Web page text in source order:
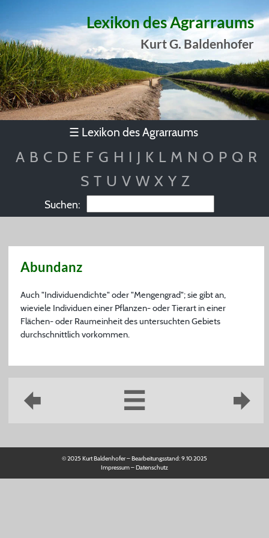
Lexikon des Agrarraums
Kurt G. Baldenhofer
☰ Lexikon des Agrarraums
A B C D E F G H I J K L M N O P Q R
S T U V W X Y Z
Suchen:
Abundanz
Auch "Individuendichte" oder "Mengengrad"; sie gibt an,
wieviele Individuen einer Pflanzen- oder Tierart in einer
Flächen- oder Raumeinheit des untersuchten Gebiets
durchschnittlich vorkommen.
© 2025 Kurt Baldenhofer – Bearbeitungsstand:9.10.2025
Impressum–Datenschutz